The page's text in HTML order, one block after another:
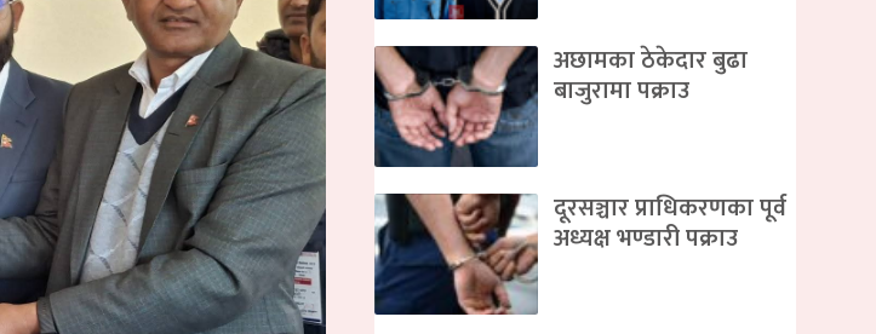
अछामका ठेकेदार बुढा
बाजुरामा पक्राउ
दूरसञ्चार प्राधिकरणका पूर्व
अध्यक्ष भण्डारी पक्राउ